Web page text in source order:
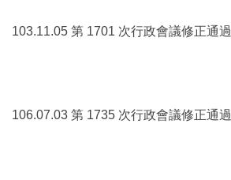
103.11.05 第 1701 次行政會議修正通過
106.07.03 第 1735 次行政會議修正通過